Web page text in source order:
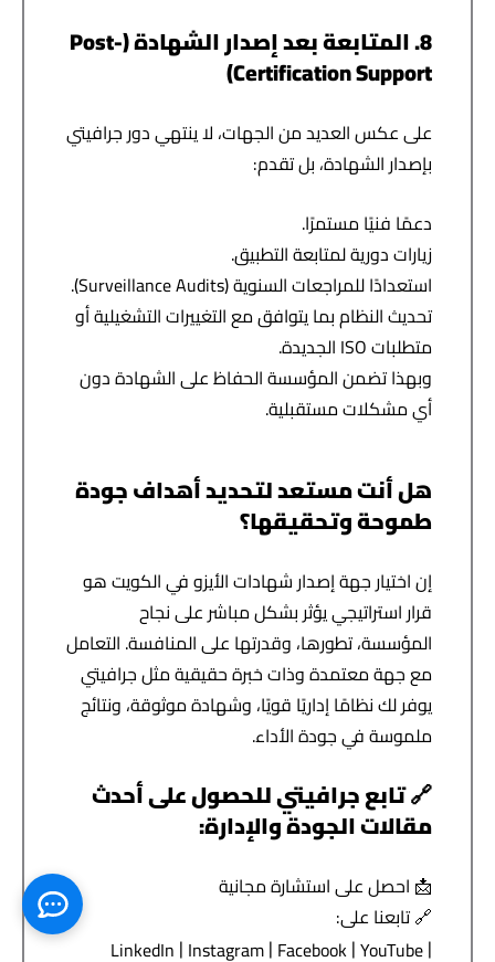
8. المتابعة بعد إصدار الشهادة (Post-
Certification Support)
على عكس العديد من الجهات، لا ينتهي دور جرافيتي
بإصدار الشهادة، بل تقدم:
دعمًا فنيًا مستمرًا.
زيارات دورية لمتابعة التطبيق.
استعدادًا للمراجعات السنوية (Surveillance Audits).
تحديث النظام بما يتوافق مع التغييرات التشغيلية أو
متطلبات ISO الجديدة.
وبهذا تضمن المؤسسة الحفاظ على الشهادة دون
أي مشكلات مستقبلية.
هل أنت مستعد لتحديد أهداف جودة
طموحة وتحقيقها؟
إن اختيارجهة إصدار شهادات الأيزو في الكويتهو
قرار استراتيجي يؤثر بشكل مباشر على نجاح
المؤسسة، تطورها، وقدرتها على المنافسة. التعامل
مع جهة معتمدة وذات خبرة حقيقية مثل جرافيتي
يوفر لك نظامًا إداريًا قويًا، وشهادة موثوقة، ونتائج
ملموسة في جودة الأداء.
🔗 تابع جرافيتي للحصول على أحدث
مقالات الجودة والإدارة:
📩 احصل على استشارة مجانية
🔗 تابعنا على:
LinkedIn | Instagram| Facebook|YouTube|